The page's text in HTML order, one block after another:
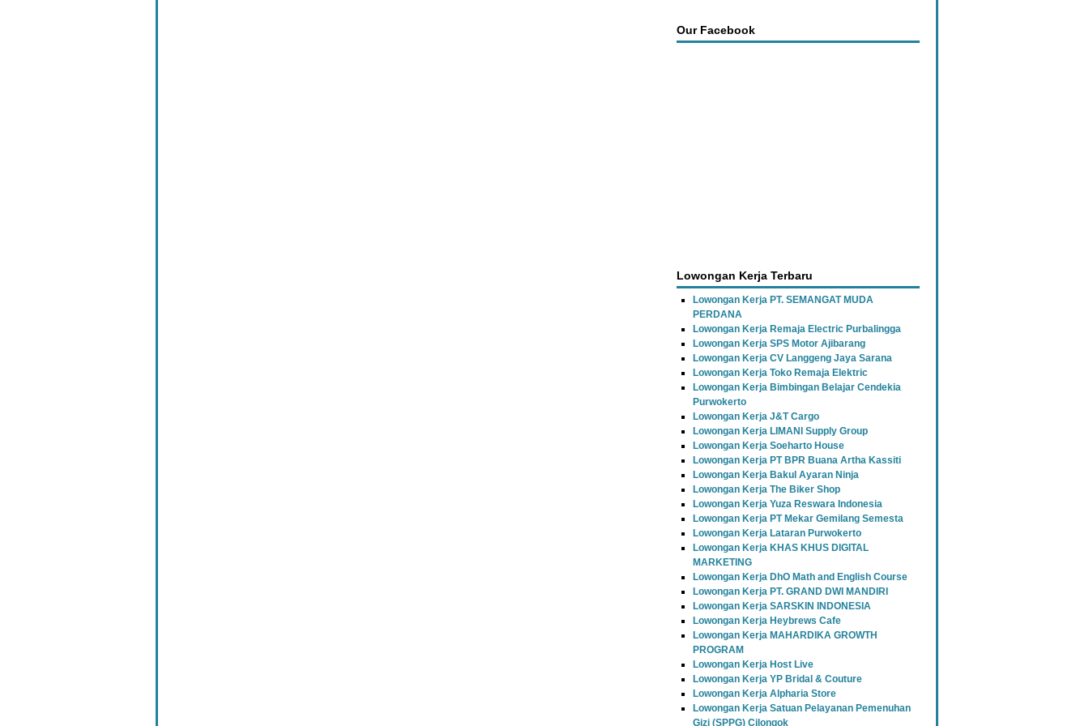
Our Facebook
Lowongan Kerja Terbaru
Lowongan Kerja PT. SEMANGAT MUDA
PERDANA
Lowongan Kerja Remaja Electric Purbalingga
Lowongan Kerja SPS Motor Ajibarang
Lowongan Kerja CV Langgeng Jaya Sarana
Lowongan Kerja Toko Remaja Elektric
Lowongan Kerja Bimbingan Belajar Cendekia
Purwokerto
Lowongan Kerja J&T Cargo
Lowongan Kerja LIMANI Supply Group
Lowongan Kerja Soeharto House
Lowongan Kerja PT BPR Buana Artha Kassiti
Lowongan Kerja Bakul Ayaran Ninja
Lowongan Kerja The Biker Shop
Lowongan Kerja Yuza Reswara Indonesia
Lowongan Kerja PT Mekar Gemilang Semesta
Lowongan Kerja Lataran Purwokerto
Lowongan Kerja KHAS KHUS DIGITAL
MARKETING
Lowongan Kerja DhO Math and English Course
Lowongan Kerja PT. GRAND DWI MANDIRI
Lowongan Kerja SARSKIN INDONESIA
Lowongan Kerja Heybrews Cafe
Lowongan Kerja MAHARDIKA GROWTH
PROGRAM
Lowongan Kerja Host Live
Lowongan Kerja YP Bridal & Couture
Lowongan Kerja Alpharia Store
Lowongan Kerja Satuan Pelayanan Pemenuhan
Gizi (SPPG) Cilongok